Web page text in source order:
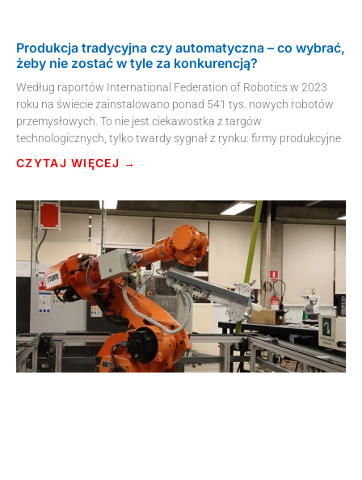
Produkcja tradycyjna czy automatyczna – co wybrać,
żeby nie zostać w tyle za konkurencją?
Według raportów International Federation of Robotics w 2023
roku na świecie zainstalowano ponad 541 tys. nowych robotów
przemysłowych. To nie jest ciekawostka z targów
technologicznych, tylko twardy sygnał z rynku: firmy produkcyjne
CZYTAJ WIĘCEJ →